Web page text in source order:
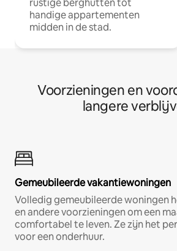
handige appartementen
midden in de stad.
Voorzieningen en
langere
Gemeubileerde vakantiewoningen
Volledig gemeubileerde woningen
en andere voorzieningen om een
comfortabel te leven. Ze zijn het
voor een onderhuur.